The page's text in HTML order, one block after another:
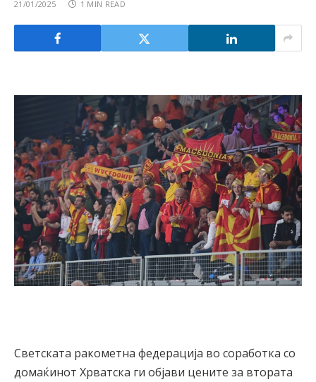
21/01/2025 1 MIN READ
Светската ракометна федерација во соработка со
домаќинот Хрватска ги објави цените за втората